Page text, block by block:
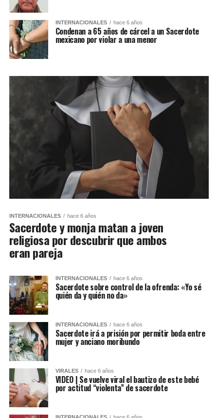
INTERNACIONALES hace 6 años
Condenan a 65 años de cárcel a un Sacerdote
mexicano por violar a una menor
INTERNACIONALES hace 6 años
Sacerdote y monja matan a joven
religiosa por descubrir que ambos
eran pareja
INTERNACIONALES hace 6 años
Sacerdote sobre control de la ofrenda: «Yo sé
quién da y quién no da»
INTERNACIONALES hace 6 años
Sacerdote irá a prisión por permitir boda entre
mujer y anciano moribundo
VIRALES hace 6 años
VIDEO | Se vuelve viral el bautizo de este bebé
por actitud “violenta” de sacerdote
INTERNACIONALES hace 6 años